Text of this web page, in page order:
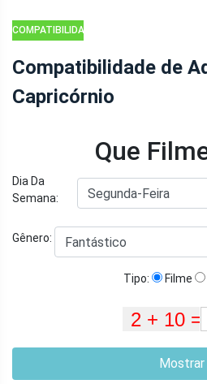
COMPATIBILIDADE
Compatibilidade de
Capricórnio
Que
Dia Da
Semana:
Gênero:
Tipo: Filme
Mostrar